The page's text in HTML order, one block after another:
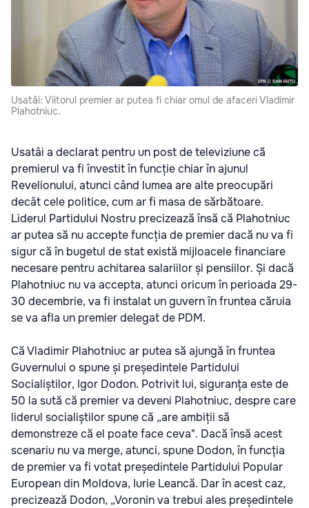
Usatâi: Viitorul premier ar putea fi chiar omul de afaceri Vladimir
Plahotniuc.
Usatâi a declarat pentru un post de televiziune că
premierul va fi învestit în funcție chiar în ajunul
Revelionului, atunci când lumea are alte preocupări
decât cele politice, cum ar fi masa de sărbătoare.
Liderul Partidului Nostru precizează însă că Plahotniuc
ar putea să nu accepte funcția de premier dacă nu va fi
sigur că în bugetul de stat există mijloacele financiare
necesare pentru achitarea salariilor și pensiilor. Și dacă
Plahotniuc nu va accepta, atunci oricum în perioada 29-
30 decembrie, va fi instalat un guvern în fruntea căruia
se va afla un premier delegat de PDM.
Că Vladimir Plahotniuc ar putea să ajungă în fruntea
Guvernului o spune și președintele Partidului
Socialiștilor, Igor Dodon. Potrivit lui, siguranța este de
50 la sută că premier va deveni Plahotniuc, despre care
liderul socialiștilor spune că „are ambiții să
demonstreze că el poate face ceva". Dacă însă acest
scenariu nu va merge, atunci, spune Dodon, în funcția
de premier va fi votat președintele Partidului Popular
European din Moldova, Iurie Leancă. Dar în acest caz,
precizează Dodon, „Voronin va trebui ales președintele